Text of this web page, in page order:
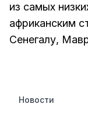
из самых
африканским
Сенегалу,
Новости